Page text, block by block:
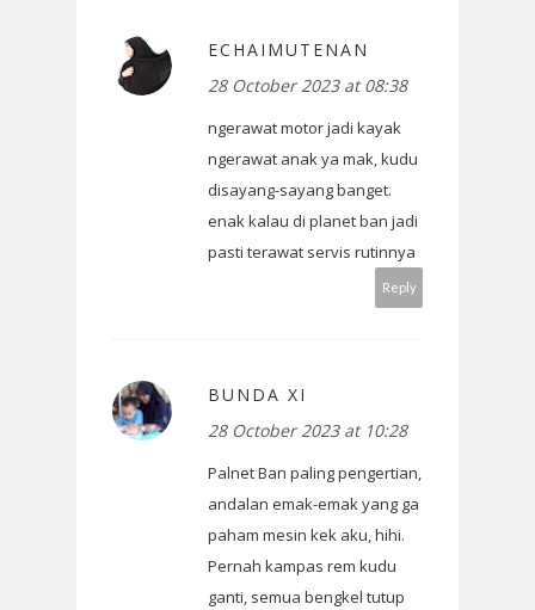
ECHAIMUTENAN
28 October 2023 at 08:38
ngerawat motor jadi kayak
ngerawat anak ya mak, kudu
disayang-sayang banget.
enak kalau di planet ban jadi
pasti terawat servis rutinnya
Reply
BUNDA XI
28 October 2023 at 10:28
Palnet Ban paling pengertian,
andalan emak-emak yang ga
paham mesin kek aku, hihi.
Pernah kampas rem kudu
ganti, semua bengkel tutup